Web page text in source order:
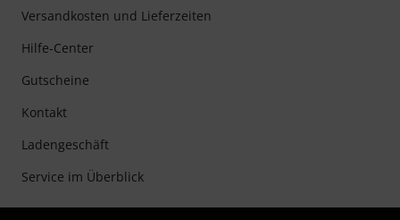
Versandkosten und Lieferzeiten
Hilfe-Center
Gutscheine
Kontakt
Ladengeschäft
Service im Überblick